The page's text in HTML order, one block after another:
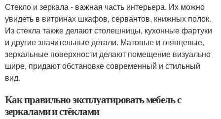
Стекло и зеркала - важная часть интерьера. Их можно
увидеть в витринах шкафов, сервантов, книжных полок.
Из стекла также делают столешницы, кухонные фартуки
и другие значительные детали. Матовые и глянцевые,
зеркальные поверхности делают помещение визуально
шире, придают обстановке современный и стильный
вид.
Как правильно эксплуатировать мебель с
зеркалами и стёклами